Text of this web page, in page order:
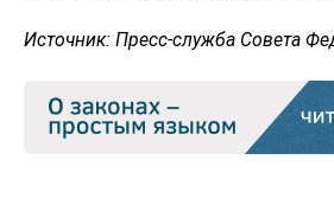
Источник: Пресс-служба Совета